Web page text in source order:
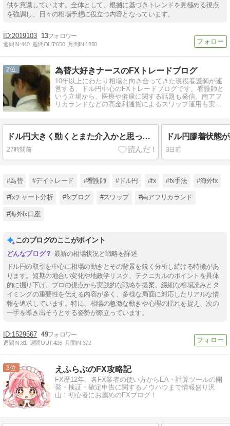
供を意識しています。全体として、根拠に基づきトレンドを見極める視点
を強調し、日々の相場予想に役立つ内容となっています。
2019103 13
週間IN:440 週間OUT:650 月間IN:1850
2 為替大好きナースのFXトレードブログ
10年以上にわたり相場と向き合ってきた現役看護師が運
営する、ドル円中心のFXトレードブログです。看護師と
いう立場から、医療や健康に関する話題も発信。南アフ
リカランドなどの高金利通貨によるスワップ運用も実践
ドル円大きく動くとまた介入かと思ってしまうのです
27時間前
ドル円膠着状態
3日前
#為替 #デイトレード #看護師 #ドル円 #fx #fx手法 #海外fx
#fxチャート分析 #fxブログ #スワップ #南アフリカランド
#海外fx口座
このブログのここがポイント
最新の相場状況と戦略を詳述
ドル円の取引を中心に相場の動きとその背景を鋭く分析し続ける特徴があ
ります。短期の地合い変化や地政学リスク、テクニカルのポイントを具体
的に掘り下げ、プロの視点から実践的な戦略を提案。繊細な相場読みとタ
イミングの重要性を伝える内容が多く、多様な局面に対応したリアルな情
報を追求しています。特に、相場の急激な動きや心理の揺れを捉え、次の
一手を導き出そうとする姿勢が際立っています。
1529567 49
週間IN:81 週間OUT:426 月間IN:372
3 えふらぶのFX攻略記
FX歴12年。各FX業者の使い方からEA・計算ツールの開
発・検証・確定申告に関するノウハウまで情報盛り沢
山！初心者にお薦めのFXブログ！